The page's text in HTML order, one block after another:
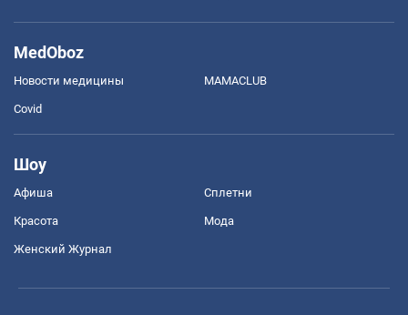
MedOboz
Новости медицины MAMACLUB
Covid
Шоу
Афиша Сплетни
Красота Мода
Женский Журнал